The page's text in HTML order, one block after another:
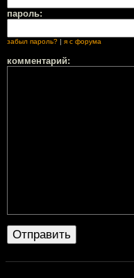
пароль:
забыл пароль? | я с форума
комментарий: